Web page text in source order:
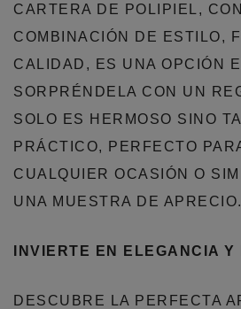
CARTERA DE POLIPIEL,
COMBINACIÓN DE ESTILO,
CALIDAD, ES UNA OPCIÓN
SORPRÉNDELA CON UN
SOLO ES HERMOSO SINO
PRÁCTICO, PERFECTO
CUALQUIER OCASIÓN O
UNA MUESTRA DE APRECIO.
INVIERTE EN ELEGANCIA
DESCUBRE LA PERFECTA